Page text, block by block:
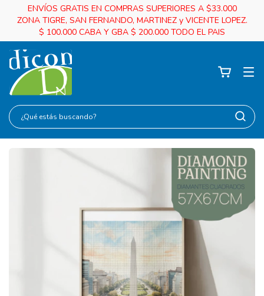
ENVÍOS GRATIS EN COMPRAS SUPERIORES A $33.000
ZONA TIGRE, SAN FERNANDO, MARTINEZ y VICENTE LOPEZ.
$ 100.000 CABA Y GBA $ 200.000 TODO EL PAIS